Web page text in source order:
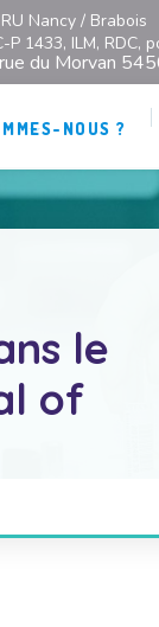
Nancy / Brabois
P 1433, ILM, RDC,
du Morvan
NOUS ?
le
of